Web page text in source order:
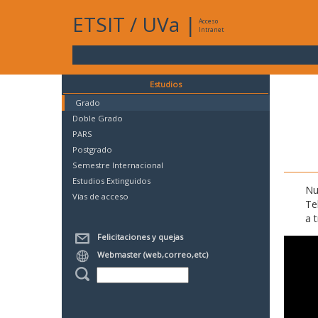
ETSIT / UVa |
Acceso
Intranet
Estudios
Grado
Doble Grado
PARS
Postgrado
Semestre Internacional
Estudios Extinguidos
Vías de acceso
Felicitaciones y quejas
Webmaster (web,correo,etc)
a